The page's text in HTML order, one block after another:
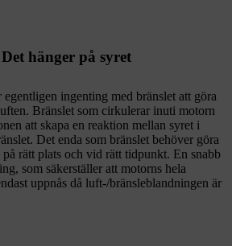
hänger på syret
ingenting med bränslet att göra
Bränslet som cirkulerar inuti motorn
att skapa en reaktion mellan syret i
Det enda som bränslet behöver göra
rätt plats och vid rätt tidpunkt. En snabb
som säkerställer att motorns hela
uppnås då luft-/bränsleblandningen är